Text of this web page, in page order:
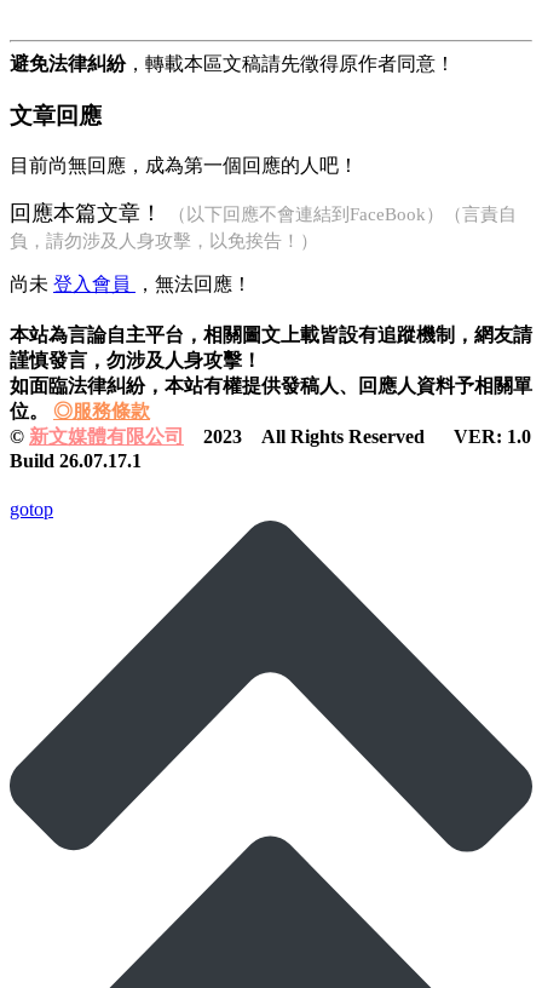
避免法律糾紛，轉載本區文稿請先徵得原作者同意！
文章回應
目前尚無回應，成為第一個回應的人吧！
回應本篇文章！
（以下回應不會連結到FaceBook）（言責自
負，請勿涉及人身攻擊，以免挨告！）
尚未 登入會員 ，無法回應！
本站為言論自主平台，相關圖文上載皆設有追蹤機制， 網友請
謹慎發言，勿涉及人身攻擊！
如面臨法律糾紛，本站有權提供發稿人、
回應人資料予相關單
位。 ◎服務條款
© 新文媒體有限公司
2023 All Rights Reserved VER: 1.0
Build 26.07.17.1
gotop